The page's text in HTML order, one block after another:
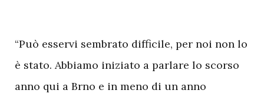
“Può esservi sembrato difficile, per noi non lo
è stato. Abbiamo iniziato a parlare lo scorso
anno qui a Brno e in meno di un anno